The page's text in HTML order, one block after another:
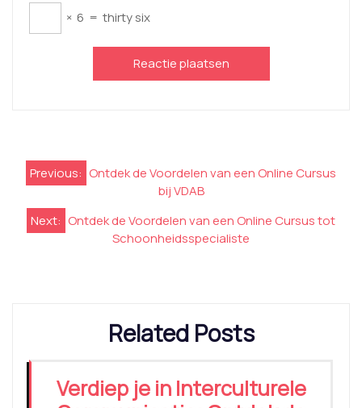
× 6 = thirty six
Berichtnavigatie
Previous: Ontdek de Voordelen van een Online Cursus
bij VDAB
Next: Ontdek de Voordelen van een Online Cursus tot
Schoonheidsspecialiste
Related Posts
Verdiep je in Interculturele